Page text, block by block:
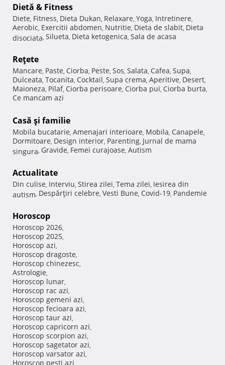
Dietă & Fitness
Diete, Fitness, Dieta Dukan, Relaxare, Yoga, Intretinere,
Aerobic, Exercitii abdomen, Nutritie, Dieta de slabit, Dieta
disociata, Silueta, Dieta ketogenica, Sala de acasa
Reţete
Mancare, Paste, Ciorba, Peste, Sos, Salata, Cafea, Supa,
Dulceata, Tocanita, Cocktail, Supa crema, Aperitive, Desert,
Maioneza, Pilaf, Ciorba perisoare, Ciorba pui, Ciorba burta,
Ce mancam azi
Casă şi familie
Mobila bucatarie, Amenajari interioare, Mobila, Canapele,
Dormitoare, Design interior, Parenting, Jurnal de mama
singura, Gravide, Femei curajoase, Autism
Actualitate
Din culise, Interviu, Stirea zilei, Tema zilei, Iesirea din
autism, Despărţiri celebre, Vesti Bune, Covid-19, Pandemie
Horoscop
Horoscop 2026,
Horoscop 2025,
Horoscop azi,
Horoscop dragoste,
Horoscop chinezesc,
Astrologie,
Horoscop lunar,
Horoscop rac azi,
Horoscop gemeni azi,
Horoscop fecioara azi,
Horoscop taur azi,
Horoscop capricorn azi,
Horoscop scorpion azi,
Horoscop sagetator azi,
Horoscop varsator azi,
Horoscop pesti azi